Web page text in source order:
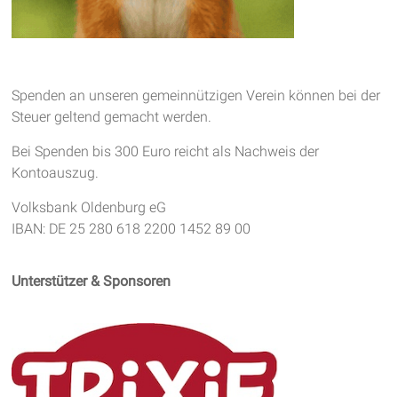
Spenden an unseren gemeinnützigen Verein können bei der
Steuer geltend gemacht werden.
Bei Spenden bis 300 Euro reicht als Nachweis der
Kontoauszug.
Volksbank Oldenburg eG
IBAN: DE 25 280 618 2200 1452 89 00
Unterstützer & Sponsoren